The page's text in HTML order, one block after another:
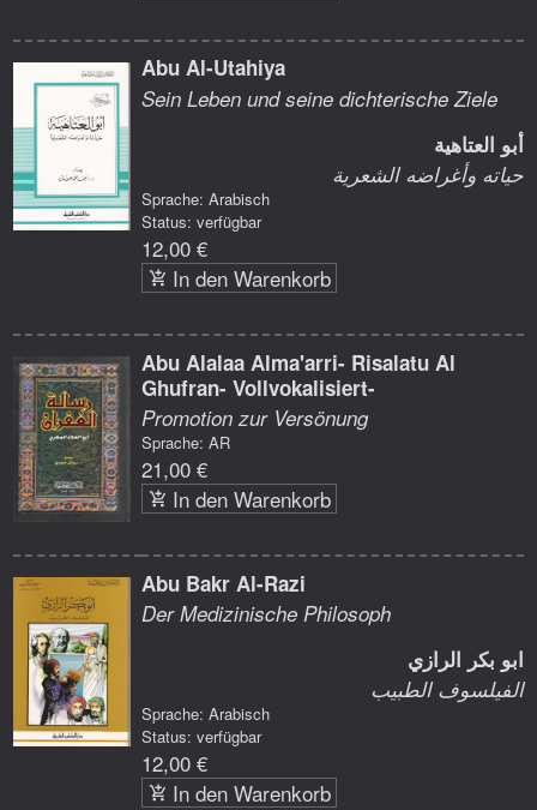
Abu Al-Utahiya
Sein Leben und seine dichterische Ziele
أبو العتاهية
حياته وأغراضه الشعرية
Sprache: Arabisch
Status: verfügbar
12,00 €
In den Warenkorb
Abu Alalaa Alma'arri- Risalatu Al
Ghufran- Vollvokalisiert-
Promotion zur Versönung
Sprache: AR
21,00 €
In den Warenkorb
Abu Bakr Al-Razi
Der Medizinische Philosoph
ابو بكر الرازي
الفيلسوف الطبيب
Sprache: Arabisch
Status: verfügbar
12,00 €
In den Warenkorb